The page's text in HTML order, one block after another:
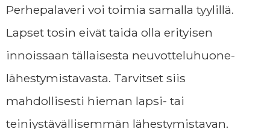
Perhepalaveri voi toimia samalla tyylillä.
Lapset tosin eivät taida olla erityisen
innoissaan tällaisesta neuvotteluhuone-
lähestymistavasta. Tarvitset siis
mahdollisesti hieman lapsi- tai
teiniystävällisemmän lähestymistavan.